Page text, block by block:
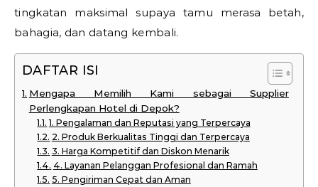
tingkatan maksimal supaya tamu merasa betah,
bahagia, dan datang kembali.
DAFTAR ISI
Mengapa Memilih Kami sebagai Supplier
Perlengkapan Hotel di Depok?
1. Pengalaman dan Reputasi yang Terpercaya
2. Produk Berkualitas Tinggi dan Terpercaya
3. Harga Kompetitif dan Diskon Menarik
4. Layanan Pelanggan Profesional dan Ramah
5. Pengiriman Cepat dan Aman